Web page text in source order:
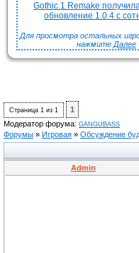
Gothic 1 Remake
обновление 1.0.4 с
Для просмотра остальных
нажмите Далее
Страница 1 из 1
1
Модератор форума: GANGUBASS
Форумы » Игровая » Обсуждение
Admin